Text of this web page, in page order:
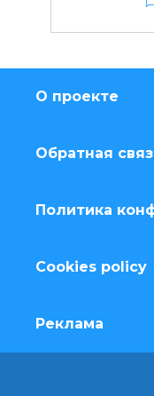
О проекте
Обратная
Политика
Cookies policy
Реклама